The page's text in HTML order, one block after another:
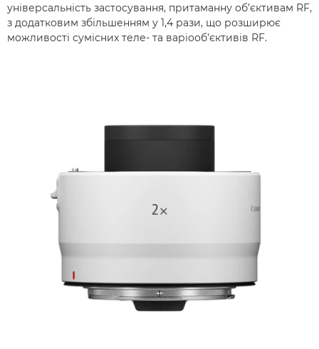
універсальність застосування, притаманну об’єктивам RF,
з додатковим збільшенням у 1,4 рази, що розширює
можливості сумісних теле- та варіооб’єктивів RF.